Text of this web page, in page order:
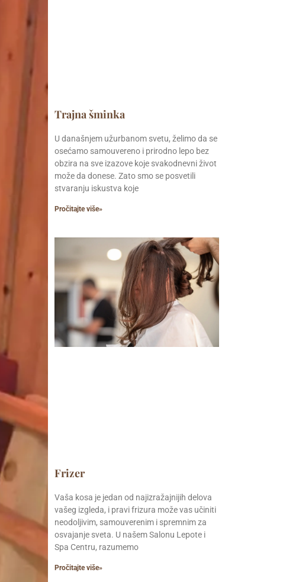
Trajna šminka
U današnjem užurbanom svetu, želimo da se
osećamo samouvereno i prirodno lepo bez
obzira na sve izazove koje svakodnevni život
može da donese. Zato smo se posvetili
stvaranju iskustva koje
Pročitajte više»
Frizer
Vaša kosa je jedan od najizražajnijih delova
vašeg izgleda, i pravi frizura može vas učiniti
neodoljivim, samouverenim i spremnim za
osvajanje sveta. U našem Salonu Lepote i
Spa Centru, razumemo
Pročitajte više»